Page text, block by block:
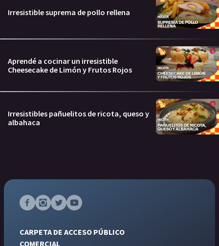
Irresistible suprema de pollo rellena
Aprendé a cocinar un irresistible
Cheesecake de Limón y Frutos Rojos
Irresistibles pañuelitos de ricota, queso y
albahaca
CARPETA DE ACCESO PÚBLICO
COMERCIAL